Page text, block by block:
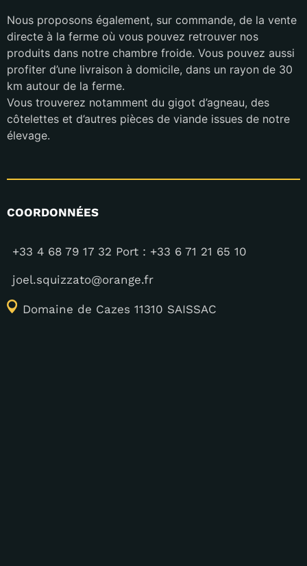
Nous proposons également, sur commande, de la vente
directe à la ferme où vous pouvez retrouver nos
produits dans notre chambre froide. Vous pouvez aussi
profiter d’une livraison à domicile, dans un rayon de 30
km autour de la ferme.
Vous trouverez notamment du gigot d’agneau, des
côtelettes et d’autres pièces de viande issues de notre
élevage.
COORDONNÉES
+33 4 68 79 17 32 Port : +33 6 71 21 65 10
joel.squizzato@orange.fr
Domaine de Cazes 11310 SAISSAC